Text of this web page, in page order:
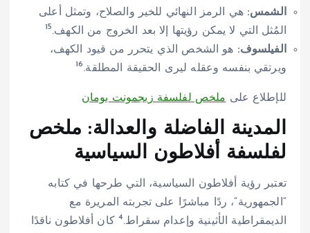
الشمس: هي الرمز النهائي للخير والصلاح، وتمثل أعلى
المُثل التي لا يمكن رؤيتها إلا بعد الخروج من الكهف.15
الفيلسوف: هو الشخص الذي يتحرر من قيود الكهف،
ويرتقي بنفسه وعقله ليرى الحقيقة المطلقة.16
للإطلاع على ملخص لفلسفة زيجمونت بومان
المدينة الفاضلة والعدالة: ملخص
لفلسفة أفلاطون السياسية
تعتبر رؤية أفلاطون السياسية، التي طرحها في كتابه
“الجمهورية”، ردًا مباشرًا على تجربته المريرة مع
الديمقراطية الأثينية وإعدام سقراط.4 كان أفلاطون ناقدًا